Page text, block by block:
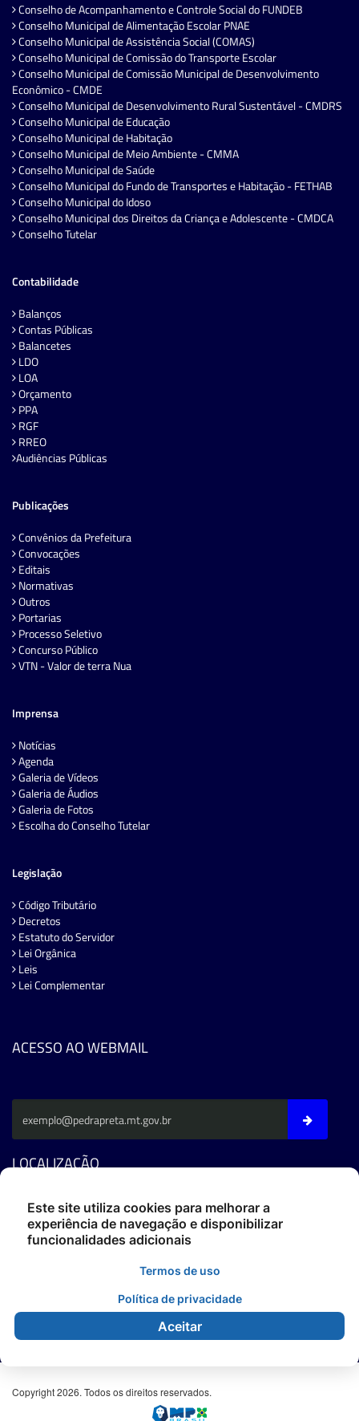
Conselho de Acompanhamento e Controle Social do FUNDEB
Conselho Municipal de Alimentação Escolar PNAE
Conselho Municipal de Assistência Social (COMAS)
Conselho Municipal de Comissão do Transporte Escolar
Conselho Municipal de Comissão Municipal de Desenvolvimento
Econômico - CMDE
Conselho Municipal de Desenvolvimento Rural Sustentável - CMDRS
Conselho Municipal de Educação
Conselho Municipal de Habitação
Conselho Municipal de Meio Ambiente - CMMA
Conselho Municipal de Saúde
Conselho Municipal do Fundo de Transportes e Habitação - FETHAB
Conselho Municipal do Idoso
Conselho Municipal dos Direitos da Criança e Adolescente - CMDCA
Conselho Tutelar
Contabilidade
Balanços
Contas Públicas
Balancetes
LDO
LOA
Orçamento
PPA
RGF
RREO
Audiências Públicas
Publicações
Convênios da Prefeitura
Convocações
Editais
Normativas
Outros
Portarias
Processo Seletivo
Concurso Público
VTN - Valor de terra Nua
Imprensa
Notícias
Agenda
Galeria de Vídeos
Galeria de Áudios
Galeria de Fotos
Escolha do Conselho Tutelar
Legislação
Código Tributário
Decretos
Estatuto do Servidor
Lei Orgânica
Leis
Lei Complementar
ACESSO AO WEBMAIL
LOCALIZAÇÃO
Av. Fernando C. Da Costa - CEP: 78795-000 - Pedra Preta/MT
Fone: (66) 3486-4400
ouvidoria@pedrapreta.mt.gov.br
Copyright 2026. Todos os direitos reservados.
Este site utiliza cookies para melhorar a
experiência de navegação e disponibilizar
funcionalidades adicionais
Termos de uso
Política de privacidade
Aceitar